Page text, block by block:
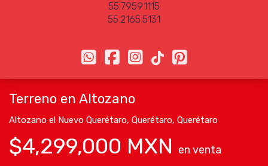
55.7959.1115
55.2165.5131
Terreno en Altozano
Altozano el Nuevo Querétaro, Querétaro, Querétaro
$4,299,000 MXN en venta